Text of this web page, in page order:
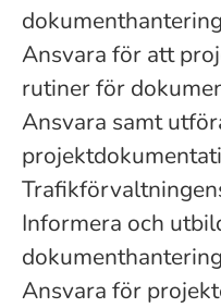
Ansvara för att
rutiner för
Ansvara samt
Informera och
Ansvara för